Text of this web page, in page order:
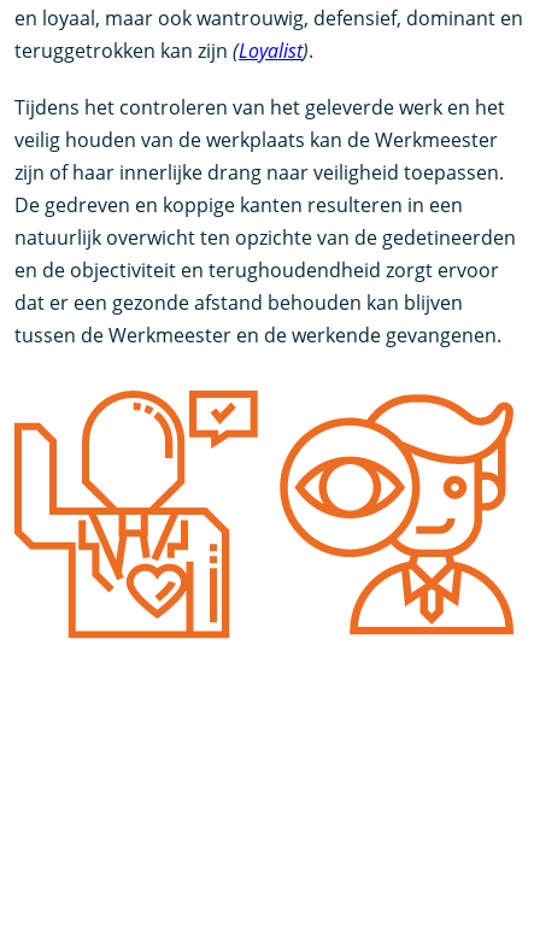
en loyaal, maar ook wantrouwig, defensief, dominant en
teruggetrokken kan zijn(Loyalist).
Tijdens het controleren van het geleverde werk en het
veilig houden van de werkplaats kan de Werkmeester
zijn of haar innerlijke drang naar veiligheid toepassen.
De gedreven en koppige kanten resulteren in een
natuurlijk overwicht ten opzichte van de gedetineerden
en de objectiviteit en terughoudendheid zorgt ervoor
dat er een gezonde afstand behouden kan blijven
tussen de Werkmeester en de werkende gevangenen.